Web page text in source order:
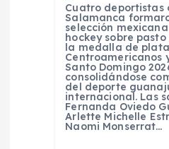
Cuatro deportistas
Salamanca
selección
hockey sobre
la medalla de
Centroamericanos
Santo Domingo
consolidándose
del deporte
internacional. Las
Fernanda Oviedo
Arlette Michelle
Naomi Monserrat…